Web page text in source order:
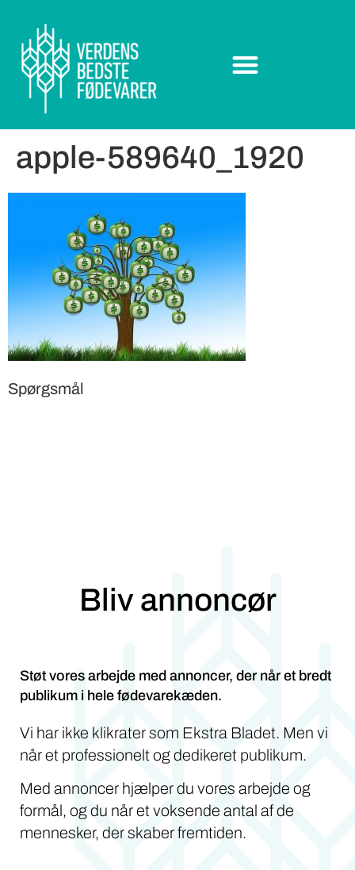
apple-589640_1920
Spørgsmål
Bliv annoncør
Støt vores arbejde med annoncer, der når et bredt
publikum i hele fødevarekæden.
Vi har ikke klikrater som Ekstra Bladet. Men vi
når et professionelt og dedikeret publikum.
Med annoncer hjælper du vores arbejde og
formål, og du når et voksende antal af de
mennesker, der skaber fremtiden.